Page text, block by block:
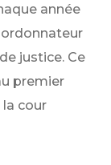
année
justice. Ce
premier
cour